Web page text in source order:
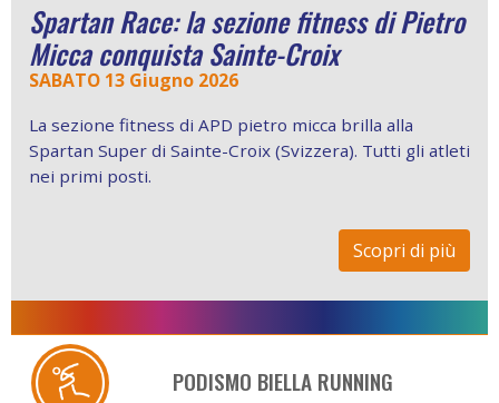
Spartan Race: la sezione fitness di Pietro
Micca conquista Sainte-Croix
SABATO 13 Giugno 2026
La sezione fitness di APD pietro micca brilla alla
Spartan Super di Sainte-Croix (Svizzera). Tutti gli atleti
nei primi posti.
Scopri di più
PODISMO BIELLA RUNNING